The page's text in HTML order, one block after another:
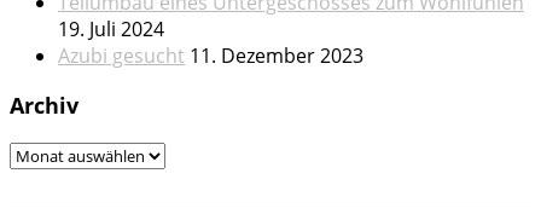
19. Juli 2024
Azubi gesucht 11. Dezember 2023
Archiv
Archiv